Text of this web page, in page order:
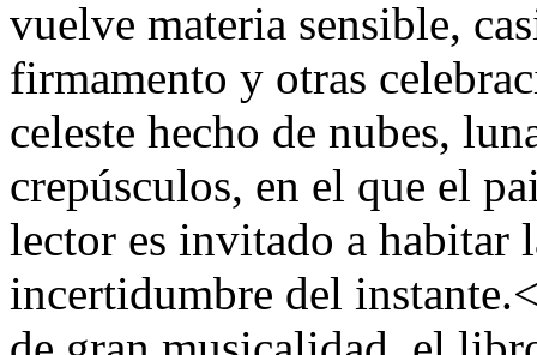
vuelve materia sensible,
firmamento y otras
celeste hecho de nubes,
crepúsculos, en el que el
lector es invitado a habitar
incertidumbre del